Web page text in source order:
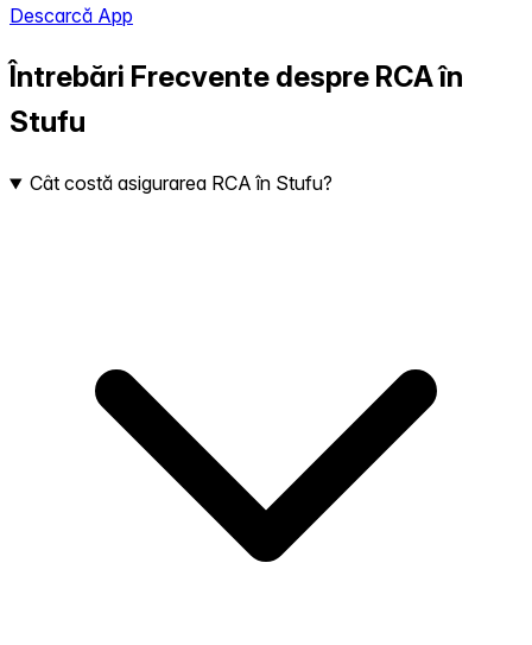
Descarcă App
Întrebări Frecvente despre RCA în
Stufu
Cât costă asigurarea RCA în Stufu?